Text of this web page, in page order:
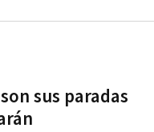
sus paradas